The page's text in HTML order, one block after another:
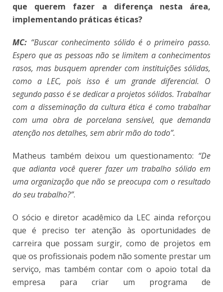
que querem fazer a diferença nesta área,
implementando práticas éticas?
MC: “Buscar conhecimento sólido é o primeiro passo.
Espero que as pessoas não se limitem a conhecimentos
rasos, mas busquem aprender com instituições sólidas,
como a LEC, pois isso é um grande diferencial. O
segundo passo é se dedicar a projetos sólidos. Trabalhar
com a disseminação da cultura ética é como trabalhar
com uma obra de porcelana sensível, que demanda
atenção nos detalhes, sem abrir mão do todo”.
Matheus também deixou um questionamento: “De
que adianta você querer fazer um trabalho sólido em
uma organização que não se preocupa com o resultado
do seu trabalho?”.
O sócio e diretor acadêmico da LEC ainda reforçou
que é preciso ter atenção às oportunidades de
carreira que possam surgir, como de projetos em
que os profissionais podem não somente prestar um
serviço, mas também contar com o apoio total da
empresa para criar um programa de